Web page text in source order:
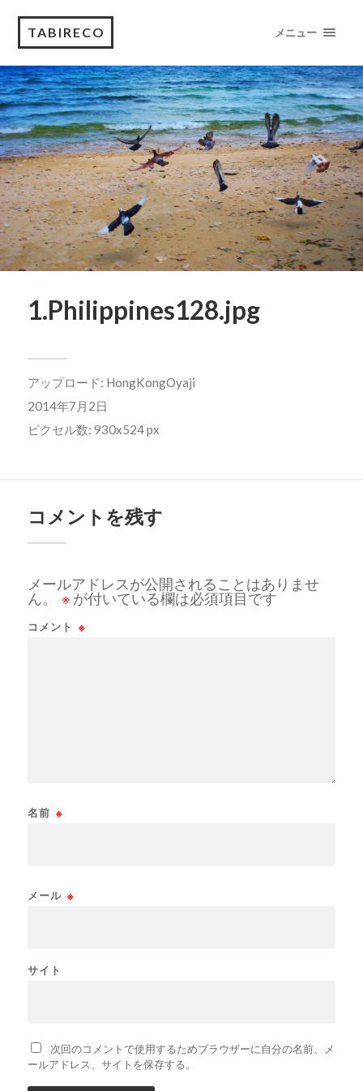
TABIRECO メニュー
1.Philippines128.jpg
アップロード: HongKongOyaji
2014年7月2日
ピクセル数: 930x524 px
コメントを残す
メールアドレスが公開されることはありませ
ん。
※ が付いている欄は必須項目です
コメント ※
名前 ※
メール ※
サイト
次回のコメントで使用するためブラウザーに自分の名前、メ
ールアドレス、サイトを保存する。